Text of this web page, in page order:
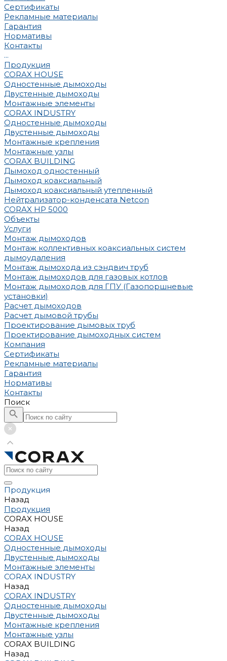
Сертификаты
Рекламные материалы
Гарантия
Нормативы
Контакты
...
Продукция
CORAX HOUSE
Одностенные дымоходы
Двустенные дымоходы
Монтажные элементы
CORAX INDUSTRY
Одностенные дымоходы
Двустенные дымоходы
Монтажные крепления
Монтажные узлы
CORAX BUILDING
Дымоход одностенный
Дымоход коаксиальный
Дымоход коаксиальный утепленный
Нейтрализатор-конденсата Netcon
CORAX HP 5000
Объекты
Услуги
Монтаж дымоходов
Монтаж коллективных коаксиальных систем
дымоудаления
Монтаж дымохода из сэндвич труб
Монтаж дымоходов для газовых котлов
Монтаж дымоходов для ГПУ (Газопоршневые
установки)
Расчет дымоходов
Расчет дымовой трубы
Проектирование дымовых труб
Проектирование дымоходных систем
Компания
Сертификаты
Рекламные материалы
Гарантия
Нормативы
Контакты
Поиск
Продукция
Назад
Продукция
CORAX HOUSE
Назад
CORAX HOUSE
Одностенные дымоходы
Двустенные дымоходы
Монтажные элементы
CORAX INDUSTRY
Назад
CORAX INDUSTRY
Одностенные дымоходы
Двустенные дымоходы
Монтажные крепления
Монтажные узлы
CORAX BUILDING
Назад